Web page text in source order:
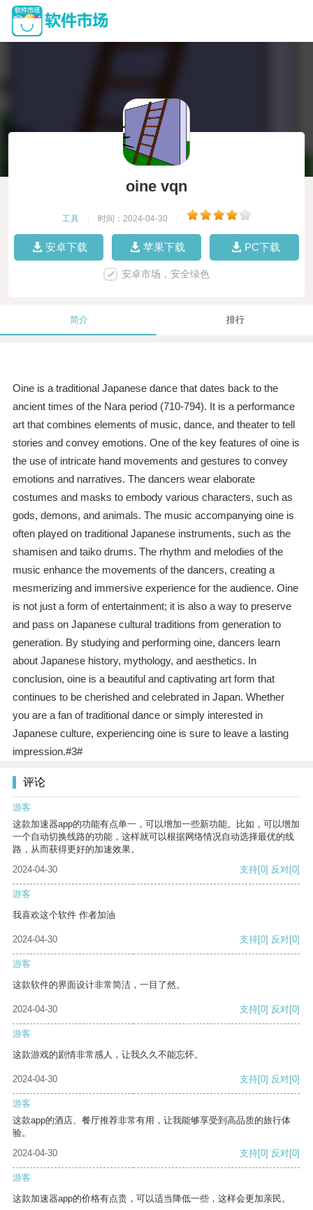
oine vqn
工具 时间：2024-04-30
安卓下载 苹果下载 PC下载
安卓市场，安全绿色
简介 排行
Oine is a traditional Japanese dance that dates back to the
ancient times of the Nara period (710-794). It is a performance
art that combines elements of music, dance, and theater to tell
stories and convey emotions. One of the key features of oine is
the use of intricate hand movements and gestures to convey
emotions and narratives. The dancers wear elaborate
costumes and masks to embody various characters, such as
gods, demons, and animals. The music accompanying oine is
often played on traditional Japanese instruments, such as the
shamisen and taiko drums. The rhythm and melodies of the
music enhance the movements of the dancers, creating a
mesmerizing and immersive experience for the audience. Oine
is not just a form of entertainment; it is also a way to preserve
and pass on Japanese cultural traditions from generation to
generation. By studying and performing oine, dancers learn
about Japanese history, mythology, and aesthetics. In
conclusion, oine is a beautiful and captivating art form that
continues to be cherished and celebrated in Japan. Whether
you are a fan of traditional dance or simply interested in
Japanese culture, experiencing oine is sure to leave a lasting
impression.#3#
评论
游客
这款加速器app的功能有点单一，可以增加一些新功能。比如，可以增加
一个自动切换线路的功能，这样就可以根据网络情况自动选择最优的线
路，从而获得更好的加速效果。
2024-04-30
支持[0] 反对[0]
游客
我喜欢这个软件 作者加油
2024-04-30 支持[0] 反对[0]
游客
这款软件的界面设计非常简洁，一目了然。
2024-04-30 支持[0] 反对[0]
游客
这款游戏的剧情非常感人，让我久久不能忘怀。
2024-04-30 支持[0] 反对[0]
游客
这款app的酒店、餐厅推荐非常有用，让我能够享受到高品质的旅行体
验。
2024-04-30
支持[0] 反对[0]
游客
这款加速器app的价格有点贵，可以适当降低一些，这样会更加亲民。